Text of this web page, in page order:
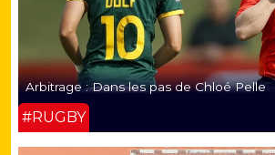
Arbitrage : Dans les pas de Chloé Pelle
#RUGBY